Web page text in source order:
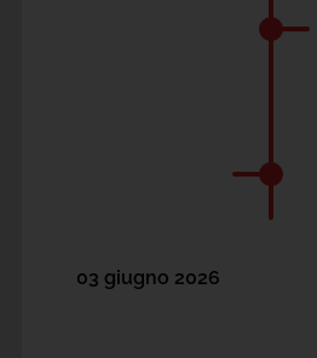
03 giugno 2026